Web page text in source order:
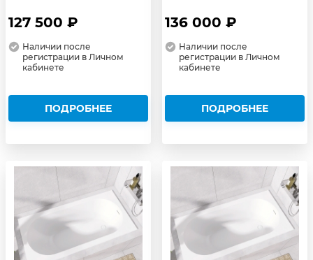
127 500 ₽
Наличии после
регистрации в Личном
кабинете
ПОДРОБНЕЕ
136 000 ₽
Наличии после
регистрации в Личном
кабинете
ПОДРОБНЕЕ